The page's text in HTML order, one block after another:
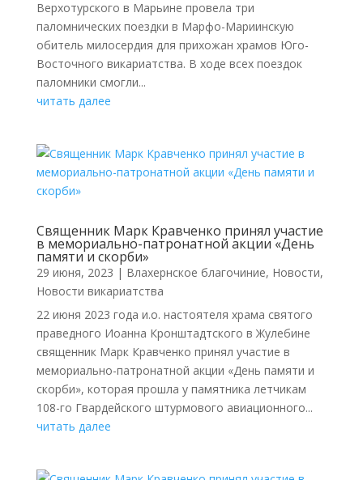
Верхотурского в Марьине провела три
паломнических поездки в Марфо-Мариинскую
обитель милосердия для прихожан храмов Юго-
Восточного викариатства. В ходе всех поездок
паломники смогли...
читать далее
Священник Марк Кравченко принял участие
в мемориально-патронатной акции «День
памяти и скорби»
29 июня, 2023 | Влахернское благочиние, Новости,
Новости викариатства
22 июня 2023 года и.о. настоятеля храма святого
праведного Иоанна Кронштадтского в Жулебине
священник Марк Кравченко принял участие в
мемориально-патронатной акции «День памяти и
скорби», которая прошла у памятника летчикам
108-го Гвардейского штурмового авиационного...
читать далее